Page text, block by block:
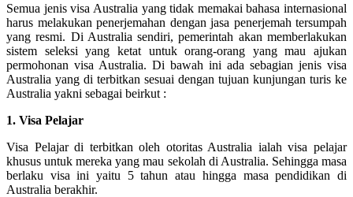
Semua jenis visa Australia yang tidak memakai bahasa internasional
harus melakukan penerjemahan dengan jasa penerjemah tersumpah
yang resmi. Di Australia sendiri, pemerintah akan memberlakukan
sistem seleksi yang ketat untuk orang-orang yang mau ajukan
permohonan visa Australia. Di bawah ini ada sebagian jenis visa
Australia yang di terbitkan sesuai dengan tujuan kunjungan turis ke
Australia yakni sebagai beirkut :
1. Visa Pelajar
Visa Pelajar di terbitkan oleh otoritas Australia ialah visa pelajar
khusus untuk mereka yang mau sekolah di Australia. Sehingga masa
berlaku visa ini yaitu 5 tahun atau hingga masa pendidikan di
Australia berakhir.